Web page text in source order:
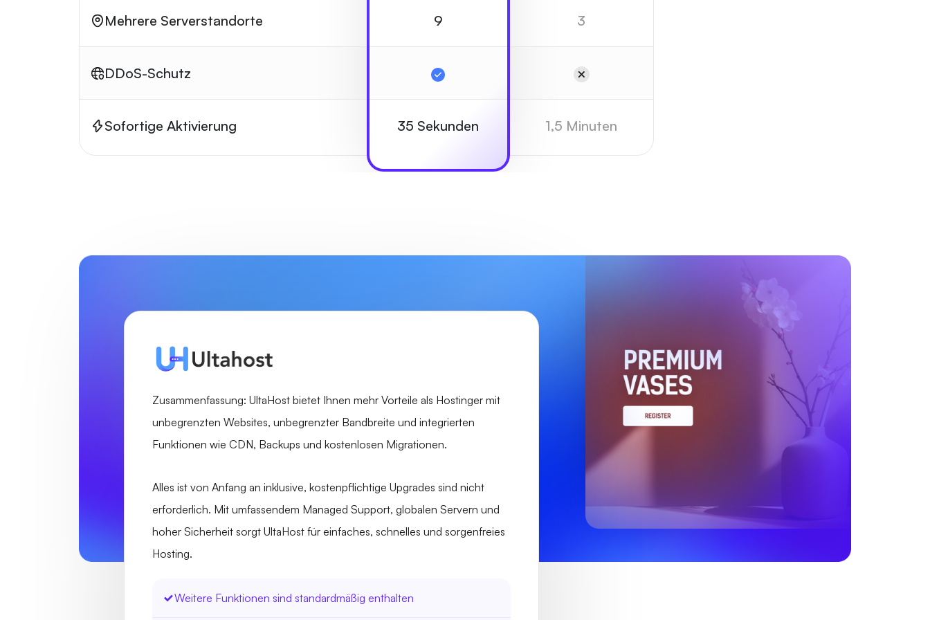
Mehrere Serverstandorte
DDoS-Schutz
Sofortige Aktivierung
9
35 Sekunden
3
1,5 Minuten
Zusammenfassung: UltaHost bietet Ihnen mehr Vorteile als Hostinger mit
unbegrenzten Websites, unbegrenzter Bandbreite und integrierten
Funktionen wie CDN, Backups und kostenlosen Migrationen.
Alles ist von Anfang an inklusive, kostenpflichtige Upgrades sind nicht
erforderlich. Mit umfassendem Managed Support, globalen Servern und
hoher Sicherheit sorgt UltaHost für einfaches, schnelles und sorgenfreies
Hosting.
Weitere Funktionen sind standardmäßig enthalten